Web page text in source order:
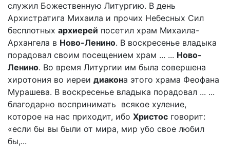
служил Божественную Литургию. В день
Архистратига Михаила и прочих Небесных Сил
бесплотных архиерей посетил храм Михаила-
Архангела в Ново-Ленино. В воскресенье владыка
порадовал своим посещением храм ... ... Ново-
Ленино. Во время Литургии им была совершена
хиротония во иереи диакона этого храма Феофана
Мурашева. В воскресенье владыка порадовал ... ...
благодарно воспринимать всякое хуление,
которое на нас приходит, ибо Христос говорит:
«если бы вы были от мира, мир убо свое любил
бы,...